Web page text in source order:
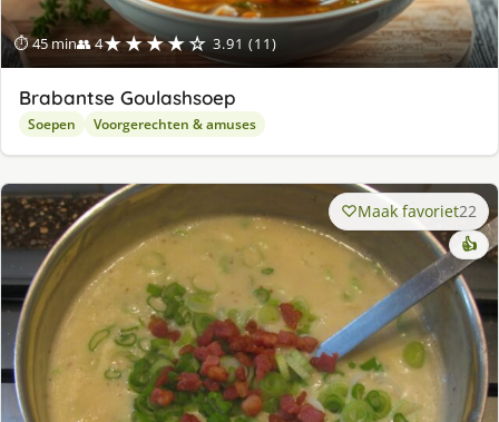
⏱ 45 min👥 4★★★★☆ 3.91 (11)
Brabantse Goulashsoep
Soepen Voorgerechten & amuses
Maak favoriet22
👍